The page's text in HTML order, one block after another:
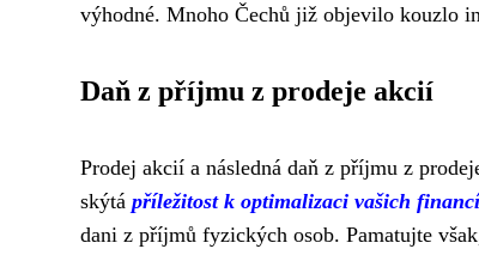
výhodné. Mnoho Čechů již objevilo kouzlo
Daň z příjmu z prodeje akcií
Prodej akcií a následná daň z příjmu z
skýtá příležitost k optimalizaci vašich financí
dani z příjmů fyzických osob. Pamatujte